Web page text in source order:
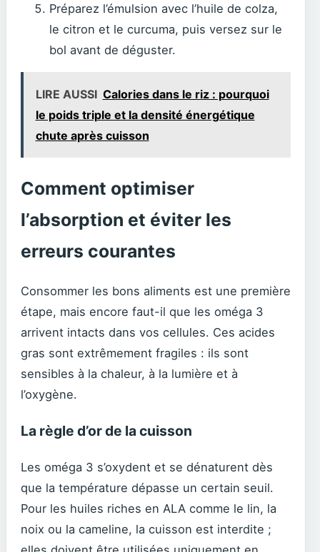
Préparez l’émulsion avec l’huile de colza,
le citron et le curcuma, puis versez sur le
bol avant de déguster.
LIRE AUSSI Calories dans le riz : pourquoi
le poids triple et la densité énergétique
chute après cuisson
Comment optimiser
l’absorption et éviter les
erreurs courantes
Consommer les bons aliments est une première
étape, mais encore faut-il que les oméga 3
arrivent intacts dans vos cellules. Ces acides
gras sont extrêmement fragiles : ils sont
sensibles à la chaleur, à la lumière et à
l’oxygène.
La règle d’or de la cuisson
Les oméga 3 s’oxydent et se dénaturent dès
que la température dépasse un certain seuil.
Pour les huiles riches en ALA comme le lin, la
noix ou la cameline, la cuisson est interdite ;